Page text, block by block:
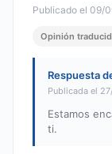
Publicado el 09/
Opinión
Respuesta
Publicada el
Estamos
ti.